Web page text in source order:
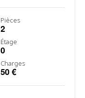
Pièces
2
Étage
0
Charges
50 €